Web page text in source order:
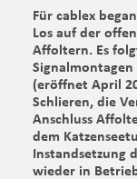
Für cablex
Los auf der
Affoltern. Es
(eröffnet April
Schlieren, die
Anschluss
dem
Instandsetzung
wieder in